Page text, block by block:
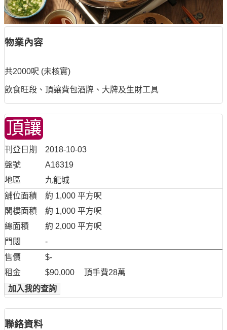
物業內容
共2000呎 (未核實)
飲食旺段、頂讓費包酒牌、大牌及生財工具
頂讓
刊登日期
2018-10-03
盤號
A16319
地區
九龍城
舖位面積
約 1,000 平方呎
閣樓面積
約 1,000 平方呎
總面積
約 2,000 平方呎
門闊
-
售價
$-
租金
$90,000
頂手費28萬
加入我的查詢
聯絡資料